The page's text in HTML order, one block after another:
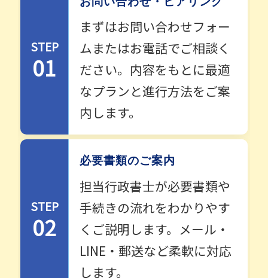
STEP
01
まずはお問い合わせフォー
ムまたはお電話でご相談く
ださい。内容をもとに最適
なプランと進行方法をご案
内します。
STEP
02
必要書類のご案内
担当行政書士が必要書類や
手続きの流れをわかりやす
くご説明します。メール・
LINE・郵送など柔軟に対応
します。